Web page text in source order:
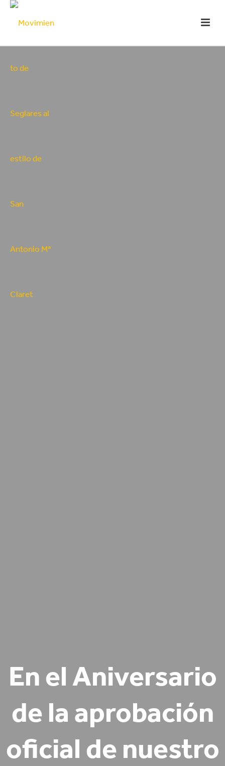
En el Aniversario
de la aprobación
oficial de nuestro